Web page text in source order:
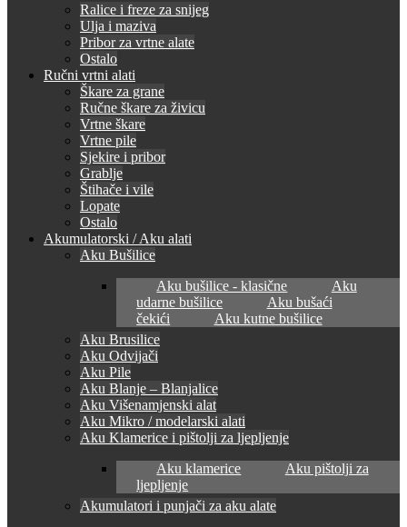
Ralice i freze za snijeg
Ulja i maziva
Pribor za vrtne alate
Ostalo
Ručni vrtni alati
Škare za grane
Ručne škare za živicu
Vrtne škare
Vrtne pile
Sjekire i pribor
Grablje
Štihače i vile
Lopate
Ostalo
Akumulatorski / Aku alati
Aku Bušilice
Aku bušilice - klasične
Aku
udarne bušilice
Aku bušaći
čekići
Aku kutne bušilice
Aku Brusilice
Aku Odvijači
Aku Pile
Aku Blanje – Blanjalice
Aku Višenamjenski alat
Aku Mikro / modelarski alati
Aku Klamerice i pištolji za ljepljenje
Aku klamerice
Aku pištolji za
ljepljenje
Akumulatori i punjači za aku alate